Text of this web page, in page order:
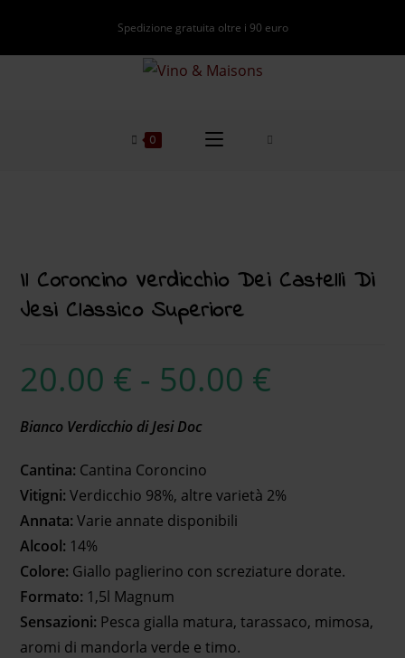
Spedizione gratuita oltre i 90 euro
0
Il Coroncino Verdicchio Dei Castelli Di
Jesi Classico Superiore
20.00 € - 50.00 €
Bianco Verdicchio di Jesi Doc
Cantina: Cantina Coroncino
Vitigni: Verdicchio 98%, altre varietà 2%
Annata:Varie annate disponibili
Alcool: 14%
Colore: Giallo paglierino con screziature dorate.
Formato: 1,5l Magnum
Sensazioni: Pesca gialla matura, tarassaco, mimosa,
aromi di mandorla verde e timo.